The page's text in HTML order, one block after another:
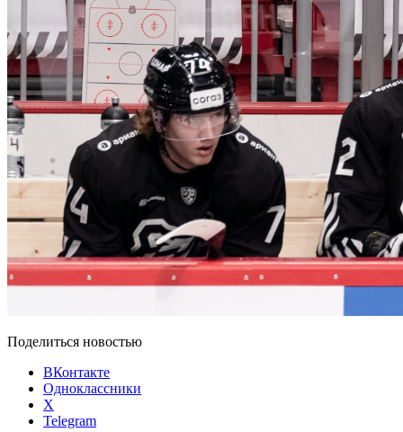
Поделиться новостью
ВКонтакте
Одноклассники
X
Telegram